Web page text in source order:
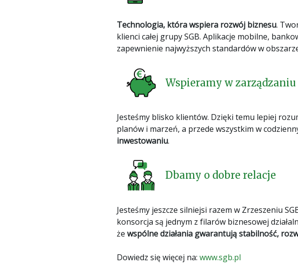
Technologia, która wspiera rozwój biznesu.
klienci całej grupy SGB. Aplikacje mobilne,
zapewnienie najwyższych standardów w
Wspieramy w
Jesteśmy blisko klientów. Dzięki temu lepiej
planów i marzeń, a przede wszystkim w
inwestowaniu.
Dbamy o dobre relacje
Jesteśmy jeszcze silniejsi razem w Zrzeszeniu
konsorcja są jednym z filarów biznesowej
że wspólne działania gwarantują stabilność,
Dowiedz się więcej na: www.sgb.pl